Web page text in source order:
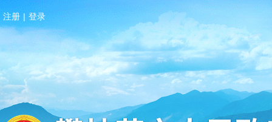
注册 | 登录